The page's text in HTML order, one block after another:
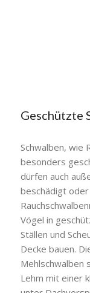
Geschützte
Schwalben, wie
besonders
dürfen auch
beschädigt
Vögel in
Ställen und
Decke bauen.
Mehlschwalben
Lehm mit einer